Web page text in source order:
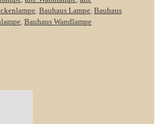
, Bauhaus Lampe, Bauhaus
, Bauhaus Wandlampe